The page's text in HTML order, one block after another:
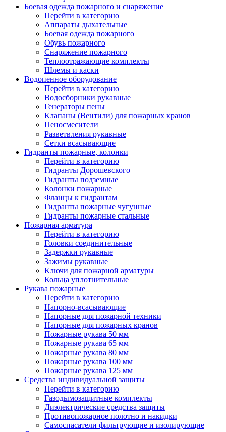
Боевая одежда пожарного и снаряжение
Перейти в категорию
Аппараты дыхательные
Боевая одежда пожарного
Обувь пожарного
Снаряжение пожарного
Теплоотражающие комплекты
Шлемы и каски
Водопенное оборудование
Перейти в категорию
Водосборники рукавные
Генераторы пены
Клапаны (Вентили) для пожарных кранов
Пеносмесители
Разветвления рукавные
Сетки всасывающие
Гидранты пожарные, колонки
Перейти в категорию
Гидранты Дорошевского
Гидранты подземные
Колонки пожарные
Фланцы к гидрантам
Гидранты пожарные чугунные
Гидранты пожарные стальные
Пожарная арматура
Перейти в категорию
Головки соединительные
Задержки рукавные
Зажимы рукавные
Ключи для пожарной арматуры
Кольца уплотнительные
Рукава пожарные
Перейти в категорию
Напорно-всасывающие
Напорные для пожарной техники
Напорные для пожарных кранов
Пожарные рукава 50 мм
Пожарные рукава 65 мм
Пожарные рукава 80 мм
Пожарные рукава 100 мм
Пожарные рукава 125 мм
Средства индивидуальной защиты
Перейти в категорию
Газодымозащитные комплекты
Диэлектрические средства защиты
Противопожарное полотно и накидки
Самоспасатели фильтрующие и изолирующие